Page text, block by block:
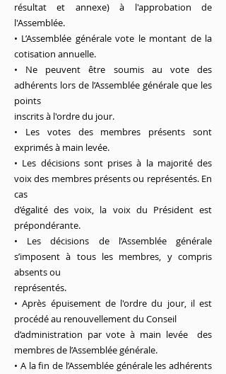
résultat et annexe) à l'approbation de
l'Assemblée.
• L’Assemblée générale vote le montant de la
cotisation annuelle.
• Ne peuvent être soumis au vote des
adhérents lors de l’Assemblée générale que les
points
inscrits à l'ordre du jour.
• Les votes des membres présents sont
exprimés à main levée.
• Les décisions sont prises à la majorité des
voix des membres présents ou représentés. En
cas
d’égalité des voix, la voix du Président est
prépondérante.
• Les décisions de l’Assemblée générale
s’imposent à tous les membres, y compris
absents ou
représentés.
• Après épuisement de l'ordre du jour, il est
procédé au renouvellement du Conseil
d’administration par vote à main levée des
membres de l’Assemblée générale.
• A la fin de l’Assemblée générale les adhérents